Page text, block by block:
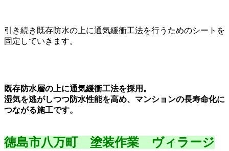
引き続き既存防水の上に通気緩衝工法を行うためのシートを
固定していきます。
既存防水層の上に通気緩衝工法を採用。
湿気を逃がしつつ防水性能を高め、マンションの長寿命化に
つながる施工です。
徳島市八万町 塗装作業 ヴィラージ